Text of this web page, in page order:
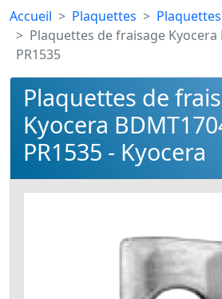
Accueil Plaquettes
Plaquettes de fraisage Kyocera
PR1535
Plaquettes de
Kyocera
PR1535 - Kyocera